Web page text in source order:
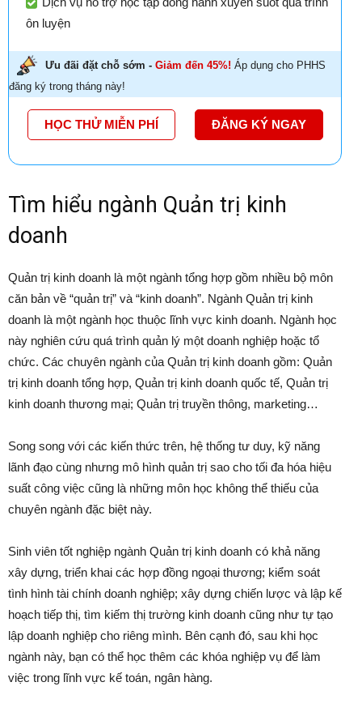
ôn luyện
Ưu đãi đặt chỗ sớm - Giảm đến 45%! Áp dụng cho PHHS
đăng ký trong tháng này!
HỌC THỬ MIỄN PHÍ ĐĂNG KÝ NGAY
Tìm hiểu ngành Quản trị kinh
doanh
Quản trị kinh doanh là một ngành tổng hợp gồm nhiều bộ môn
căn bản về “quản trị” và “kinh doanh”. Ngành Quản trị kinh
doanh là một ngành học thuộc lĩnh vực kinh doanh. Ngành học
này nghiên cứu quá trình quản lý một doanh nghiệp hoặc tổ
chức. Các chuyên ngành của Quản trị kinh doanh gồm: Quản
trị kinh doanh tổng hợp, Quản trị kinh doanh quốc tế, Quản trị
kinh doanh thương mại; Quản trị truyền thông, marketing…
Song song với các kiến thức trên, hệ thống tư duy, kỹ năng
lãnh đạo cùng nhưng mô hình quản trị sao cho tối đa hóa hiệu
suất công việc cũng là những môn học không thể thiếu của
chuyên ngành đặc biệt này.
Sinh viên tốt nghiệp ngành Quản trị kinh doanh có khả năng
xây dựng, triển khai các hợp đồng ngoại thương; kiểm soát
tình hình tài chính doanh nghiệp; xây dựng chiến lược và lập kế
hoạch tiếp thị, tìm kiếm thị trường kinh doanh cũng như tự tạo
lập doanh nghiệp cho riêng mình. Bên cạnh đó, sau khi học
ngành này, bạn có thể học thêm các khóa nghiệp vụ để làm
việc trong lĩnh vực kế toán, ngân hàng.